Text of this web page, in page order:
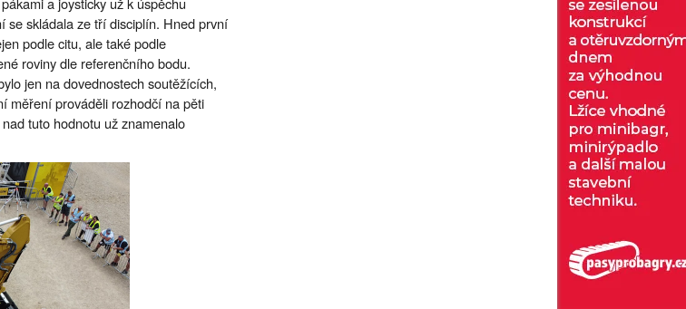
se skládala ze tří disciplín. Hned první
podle citu, ale také podle
roviny dle referenčního bodu.
jen na dovednostech soutěžících,
měření prováděli rozhodčí na pěti
tuto hodnotu už znamenalo